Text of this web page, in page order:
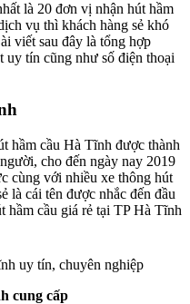
là 20 đơn vị nhận hút hầm
vụ thì khách hàng sẻ khó
viết sau đây là tổng hợp
uy tín cũng như số điện thoại
hầm cầu Hà Tĩnh được thành
cho đến ngày nay 2019
cùng với nhiều xe thông hút
là cái tên được nhắc đến đầu
hầm cầu giá rẻ tại TP Hà Tĩnh
uy tín, chuyên nghiệp
cung cấp